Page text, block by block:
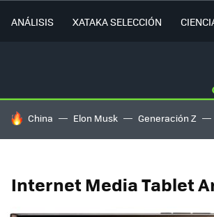
ANÁLISIS XATAKA SELECCIÓN
HOY SE HABLA DE
China Elon Musk Generación Z
Internet Media Tablet